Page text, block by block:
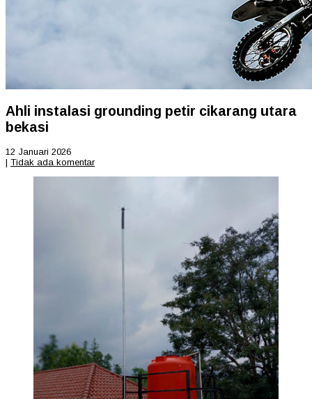
Ahli instalasi grounding petir cikarang utara
bekasi
12 Januari 2026
| Tidak ada komentar